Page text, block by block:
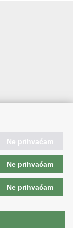
Ne prihvaćam
Ne prihvaćam
Ne prihvaćam